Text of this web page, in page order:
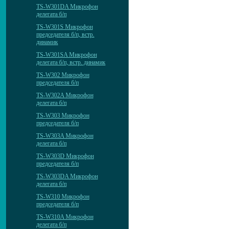
TS-W301DA Микрофон
делегата б/п
TS-W301S Микрофон
председателя б/п, встр.
динамик
TS-W301SA Микрофон
делегата б/п, встр. динамик
TS-W302 Микрофон
председателя б/п
TS-W302A Микрофон
делегата б/п
TS-W303 Микрофон
председателя б/п
TS-W303A Микрофон
делегата б/п
TS-W303D Микрофон
председателя б/п
TS-W303DA Микрофон
делегата б/п
TS-W310 Микрофон
председателя б/п
TS-W310A Микрофон
делегата б/п